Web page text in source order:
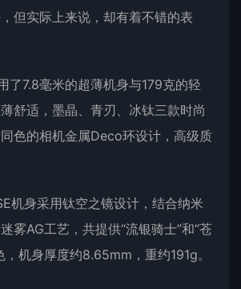
但实际上来说，却有着不错的表
了7.8毫米的超薄机身与179克的轻
舒适，墨晶、青刃、冰钛三款时尚
色的相机金属Deco环设计，高级质
机身采用钛空之镜设计，结合纳米
雾AG工艺，共提供“流银骑士”和“苍
，机身厚度约8.65mm，重约191g。